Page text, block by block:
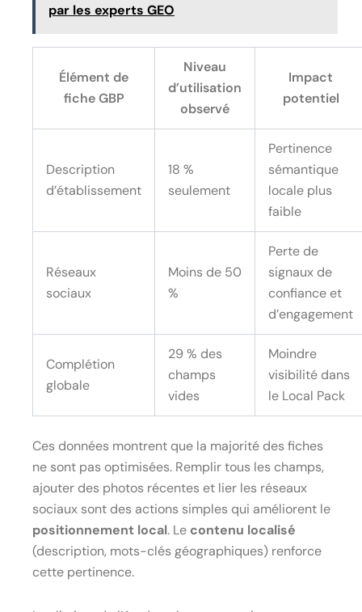
par les experts GEO
Élément de
fiche GBP
Niveau
d’utilisation
observé
Impact
potentiel
Description
d’établissement
18 %
seulement
Pertinence
sémantique
locale plus
faible
Réseaux
sociaux
Moins de 50
%
Perte de
signaux de
confiance et
d’engagement
Complétion
globale
29 % des
champs
vides
Moindre
visibilité dans
le Local Pack
Ces données montrent que la majorité des fiches
ne sont pas optimisées. Remplir tous les champs,
ajouter des photos récentes et lier les réseaux
sociaux sont des actions simples qui améliorent le
positionnement local. Le contenu localisé
(description, mots-clés géographiques) renforce
cette pertinence.